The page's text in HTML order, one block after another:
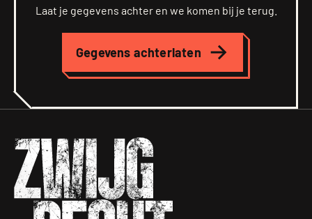
Laat je gegevens achter en we komen bij je terug.
Gegevens achterlaten
Zwijgrecht